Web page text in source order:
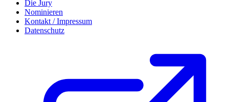
Die Jury
Nominieren
Kontakt / Impressum
Datenschutz